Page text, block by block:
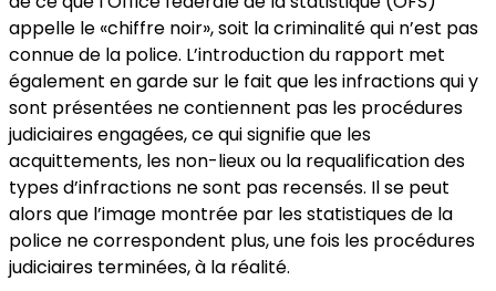
appelle le «chiffre noir», soit la criminalité qui n’est pas
connue de la police. L’introduction du rapport met
également en garde sur le fait que les infractions qui y
sont présentées ne contiennent pas les procédures
judiciaires engagées, ce qui signifie que les
acquittements, les non-lieux ou la requalification des
types d’infractions ne sont pas recensés. Il se peut
alors que l’image montrée par les statistiques de la
police ne correspondent plus, une fois les procédures
judiciaires terminées, à la réalité.